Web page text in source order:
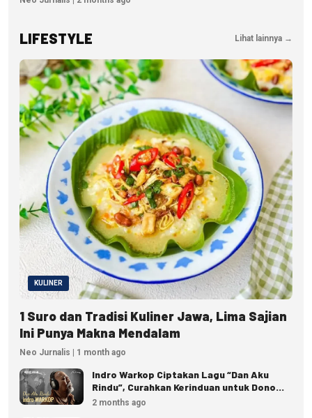
LIFESTYLE Lihat lainnya →
KULINER
1 Suro dan Tradisi Kuliner Jawa, Lima Sajian
Ini Punya Makna Mendalam
Neo Jurnalis | 1 month ago
Indro Warkop Ciptakan Lagu “Dan Aku
Rindu”, Curahkan Kerinduan untuk Dono
dan Kasino
2 months ago